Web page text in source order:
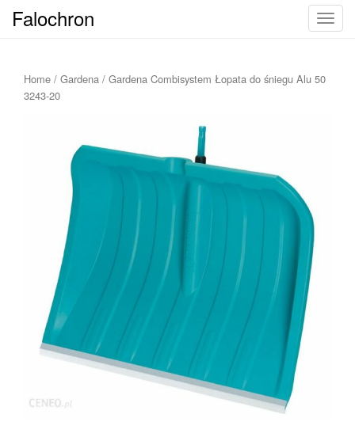
T
g
Falochron
Home / Gardena / Gardena Combisystem Łopata do śniegu Alu 50
3243-20